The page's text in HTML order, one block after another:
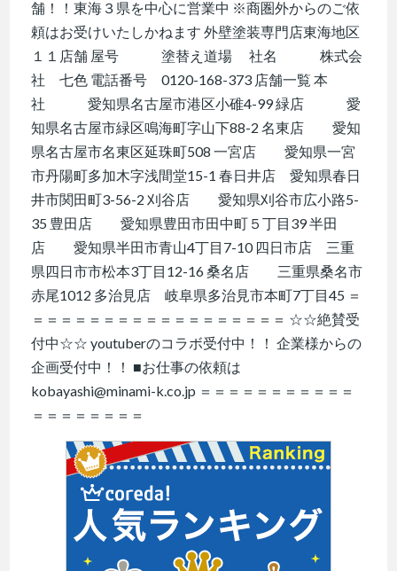
舗！！東海３県を中心に営業中 ※商圏外からのご依
頼はお受けいたしかねます 外壁塗装専門店東海地区
１１店舗 屋号 塗替え道場 社名 株式会
社 七色 電話番号 0120-168-373 店舗一覧 本
社 愛知県名古屋市港区小碓4-99 緑店 愛
知県名古屋市緑区鳴海町字山下88-2 名東店 愛知
県名古屋市名東区延珠町508 一宮店 愛知県一宮
市丹陽町多加木字浅間堂15-1 春日井店 愛知県春日
井市関田町3-56-2 刈谷店 愛知県刈谷市広小路5-
35 豊田店 愛知県豊田市田中町５丁目39 半田
店 愛知県半田市青山4丁目7-10 四日市店 三重
県四日市市松本3丁目12-16 桑名店 三重県桑名市
赤尾1012 多治見店 岐阜県多治見市本町7丁目45 ＝
＝＝＝＝＝＝＝＝＝＝＝＝＝＝＝＝＝＝ ☆☆絶賛受
付中☆☆ youtuberのコラボ受付中！！ 企業様からの
企画受付中！！ ■お仕事の依頼は
kobayashi@minami-k.co.jp ＝＝＝＝＝＝＝＝＝＝＝
＝＝＝＝＝＝＝＝